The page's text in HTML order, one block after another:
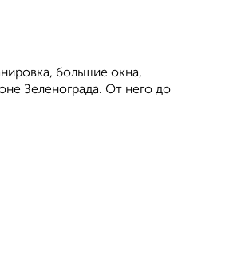
большие окна,
Зеленограда. От него до